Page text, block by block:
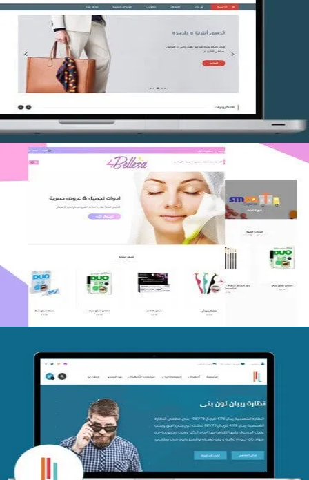
تصميم متجر متاجركم
اعادة تصميم متجر فوربليزا
التفاصيل
تصميم متجر اي كير
التفاصيل